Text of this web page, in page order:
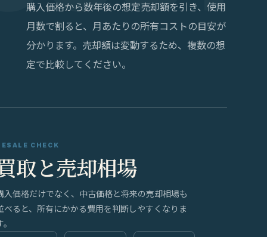
購入価格から数年後の想定売却額を引き、使用
月数で割ると、月あたりの所有コストの目安が
分かります。売却額は変動するため、複数の想
定で比較してください。
CHECK
取と売却相場
入価格だけでなく、中古価格と将来の売却相場も
べると、所有にかかる費用を判断しやすくなりま